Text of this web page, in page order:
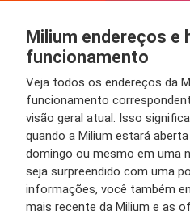
Milium endereços e
funcionamento
Veja todos os endereços da
funcionamento
visão geral atual. Isso
quando a Milium estará
domingo ou mesmo em uma
seja surpreendido com uma
informações, você também
mais recente da Milium e as